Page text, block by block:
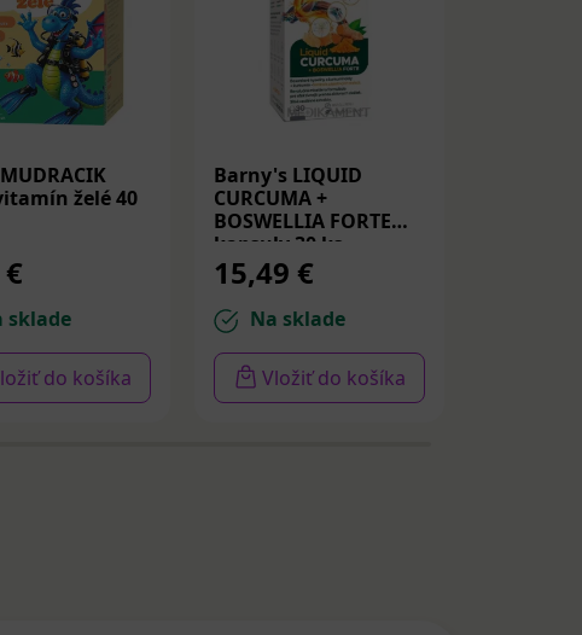
želé 40
sklade
do košíka
Barny's LIQUID
CURCUMA +
BOSWELLIA FORTE
kapsuly 30 ks
15,49 €
Na sklade
Vložiť do košíka